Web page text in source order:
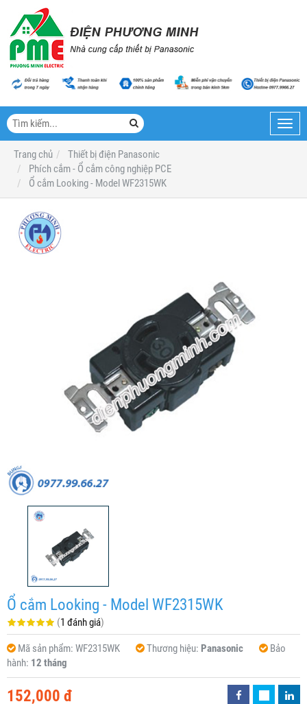
Trang chủ
Thiết bị điện Panasonic
Phích cắm - Ổ cắm công nghiệp PCE
Ổ cắm Looking - Model WF2315WK
Ổ cắm Looking - Model WF2315WK
(1 đánh giá)
Mã sản phẩm: WF2315WK Thương hiệu: Panasonic
Bảo
hành: 12 tháng
152,000 đ